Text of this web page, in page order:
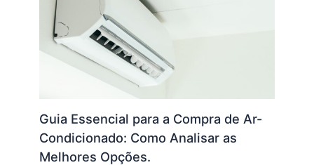
Guia Essencial para a Compra de Ar-
Condicionado: Como Analisar as
Melhores Opções.